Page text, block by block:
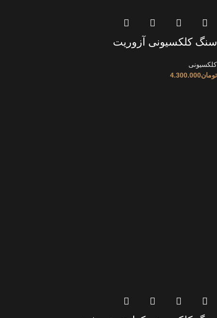
سنگ کلکسیونی آزوریت
کلکسیونی
تومان4.300.000